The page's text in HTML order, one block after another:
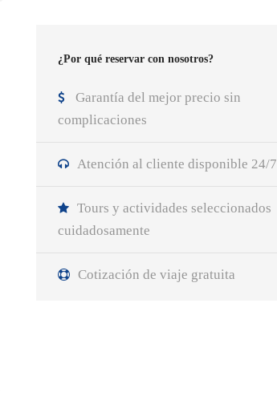
¿Por qué reservar con nosotros?
Garantía del mejor precio sin
complicaciones
Atención al cliente disponible 24/7
Tours y actividades seleccionados
cuidadosamente
Cotización de viaje gratuita